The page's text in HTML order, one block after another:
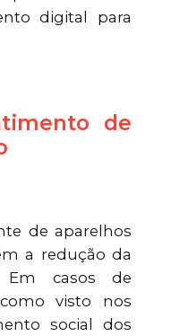
digital para
de
de aparelhos
a redução da
Em casos de
visto nos
social dos